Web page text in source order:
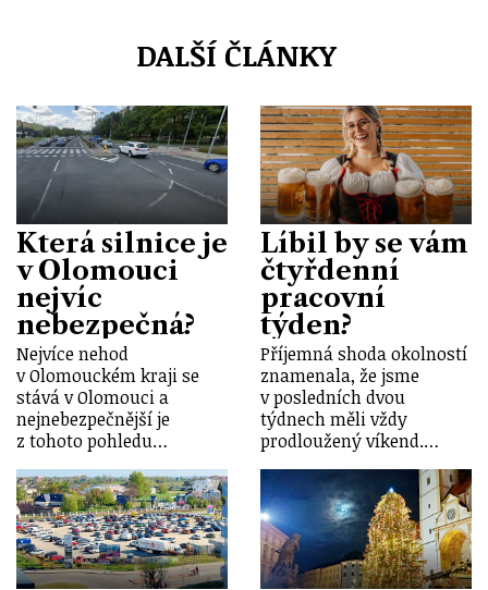
DALŠÍ ČLÁNKY
Která silnice je
v Olomouci
nejvíc
nebezpečná?
Nejvíce nehod
v Olomouckém kraji se
stává v Olomouci a
nejnebezpečnější je
z tohoto pohledu…
Líbil by se vám
čtyřdenní
pracovní
týden?
Příjemná shoda okolností
znamenala, že jsme
v posledních dvou
týdnech měli vždy
prodloužený víkend.…